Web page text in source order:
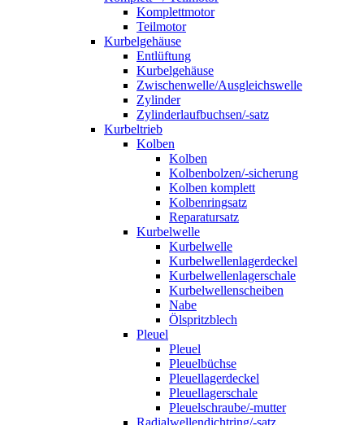
Komplettmotor
Teilmotor
Kurbelgehäuse
Entlüftung
Kurbelgehäuse
Zwischenwelle/Ausgleichswelle
Zylinder
Zylinderlaufbuchsen/-satz
Kurbeltrieb
Kolben
Kolben
Kolbenbolzen/-sicherung
Kolben komplett
Kolbenringsatz
Reparatursatz
Kurbelwelle
Kurbelwelle
Kurbelwellenlagerdeckel
Kurbelwellenlagerschale
Kurbelwellenscheiben
Nabe
Ölspritzblech
Pleuel
Pleuel
Pleuelbüchse
Pleuellagerdeckel
Pleuellagerschale
Pleuelschraube/-mutter
Radialwellendichtring/-satz